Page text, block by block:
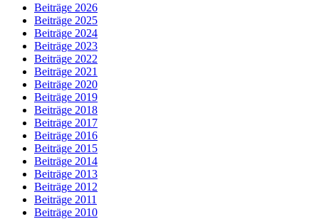
Beiträge 2026
Beiträge 2025
Beiträge 2024
Beiträge 2023
Beiträge 2022
Beiträge 2021
Beiträge 2020
Beiträge 2019
Beiträge 2018
Beiträge 2017
Beiträge 2016
Beiträge 2015
Beiträge 2014
Beiträge 2013
Beiträge 2012
Beiträge 2011
Beiträge 2010